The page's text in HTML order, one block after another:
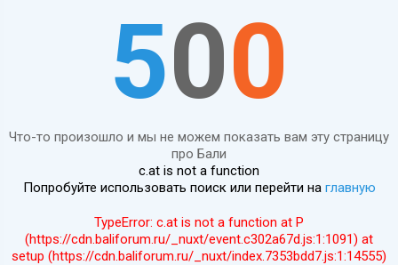
500
Что-то произошло и мы не можем показать вам эту страницу
про Бали
c.at is not a function
Попробуйте использовать поиск или перейти на главную
TypeError: c.at is not a function at P
(https://cdn.baliforum.ru/_nuxt/event.c302a67d.js:1:1091) at
setup (https://cdn.baliforum.ru/_nuxt/index.7353bdd7.js:1:14555)